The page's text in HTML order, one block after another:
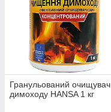
Гранульований очищувач
димоходу HANSA 1 кг